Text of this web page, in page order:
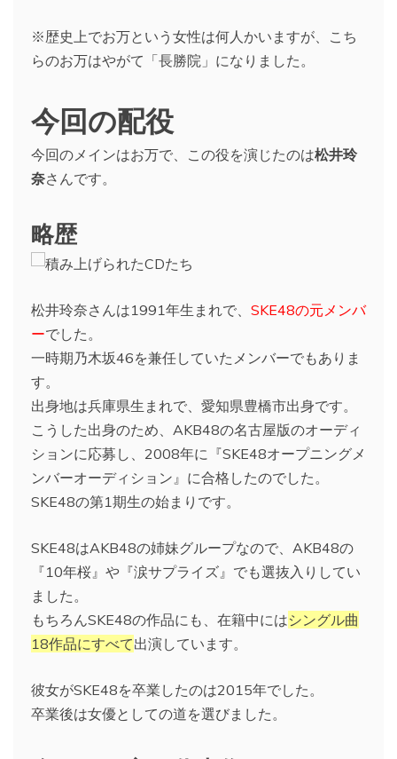
※歴史上でお万という女性は何人かいますが、こち
らのお万はやがて「長勝院」になりました。
今回の配役
今回のメインはお万で、この役を演じたのは松井玲
奈さんです。
略歴
松井玲奈さんは1991年生まれで、 SKE48の元メンバ
ーでした。
一時期乃木坂46を兼任していたメンバーでもありま
す。
出身地は兵庫県生まれで、愛知県豊橋市出身です。
こうした出身のため、AKB48の名古屋版のオーディ
ションに応募し、2008年に『SKE48オープニングメ
ンバーオーディション』に合格したのでした。
SKE48の第1期生の始まりです。
SKE48はAKB48の姉妹グループなので、AKB48の
『10年桜』や『涙サプライズ』でも選抜入りしてい
ました。
もちろんSKE48の作品にも、在籍中にはシングル曲
18作品にすべて出演しています。
彼女がSKE48を卒業したのは2015年でした。
卒業後は女優としての道を選びました。